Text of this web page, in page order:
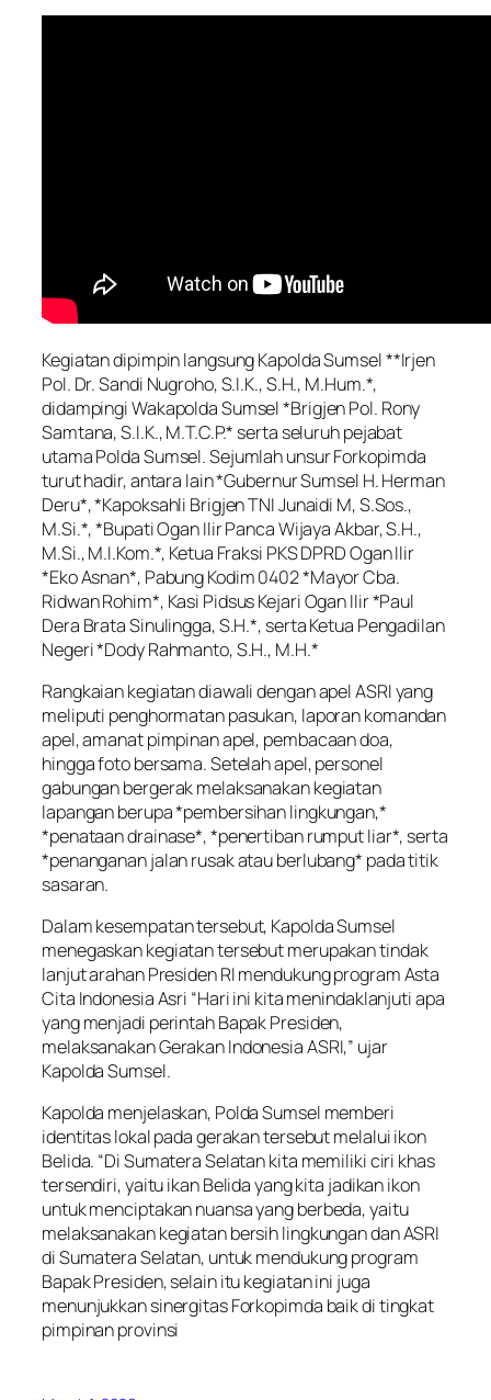
Kegiatan dipimpin langsung Kapolda Sumsel **Irjen
Pol. Dr. Sandi Nugroho, S.I.K., S.H., M.Hum.*,
didampingi Wakapolda Sumsel *Brigjen Pol. Rony
Samtana, S.I.K., M.T.C.P.* serta seluruh pejabat
utama Polda Sumsel. Sejumlah unsur Forkopimda
turut hadir, antara lain *Gubernur Sumsel H. Herman
Deru*, *Kapoksahli Brigjen TNI Junaidi M, S.Sos.,
M.Si.*, *Bupati Ogan Ilir Panca Wijaya Akbar, S.H.,
M.Si., M.I.Kom.*, Ketua Fraksi PKS DPRD Ogan Ilir
*Eko Asnan*, Pabung Kodim 0402 *Mayor Cba.
Ridwan Rohim*, Kasi Pidsus Kejari Ogan Ilir *Paul
Dera Brata Sinulingga, S.H.*, serta Ketua Pengadilan
Negeri *Dody Rahmanto, S.H., M.H.*
Rangkaian kegiatan diawali dengan apel ASRI yang
meliputi penghormatan pasukan, laporan komandan
apel, amanat pimpinan apel, pembacaan doa,
hingga foto bersama. Setelah apel, personel
gabungan bergerak melaksanakan kegiatan
lapangan berupa *pembersihan lingkungan,*
*penataan drainase*, *penertiban rumput liar*, serta
*penanganan jalan rusak atau berlubang* pada titik
sasaran.
Dalam kesempatan tersebut, Kapolda Sumsel
menegaskan kegiatan tersebut merupakan tindak
lanjut arahan Presiden RI mendukung program Asta
Cita Indonesia Asri “Hari ini kita menindaklanjuti apa
yang menjadi perintah Bapak Presiden,
melaksanakan Gerakan Indonesia ASRI,” ujar
Kapolda Sumsel.
Kapolda menjelaskan, Polda Sumsel memberi
identitas lokal pada gerakan tersebut melalui ikon
Belida. “Di Sumatera Selatan kita memiliki ciri khas
tersendiri, yaitu ikan Belida yang kita jadikan ikon
untuk menciptakan nuansa yang berbeda, yaitu
melaksanakan kegiatan bersih lingkungan dan ASRI
di Sumatera Selatan, untuk mendukung program
Bapak Presiden, selain itu kegiatan ini juga
menunjukkan sinergitas Forkopimda baik di tingkat
pimpinan provinsi